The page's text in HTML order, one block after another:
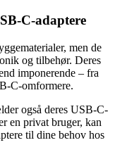
C-adaptere
men de
og tilbehør. Deres
imponerende – fra
C-omformere.
også deres USB-C-
en privat bruger, kan
til dine behov hos